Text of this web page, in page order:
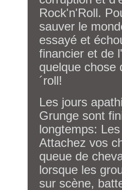
Rock'n'Roll.
sauver le
essayé et
financier et de
quelque chose
´roll!
Les jours
Grunge sont
longtemps:
Attachez vos
queue de
lorsque les
sur scène,